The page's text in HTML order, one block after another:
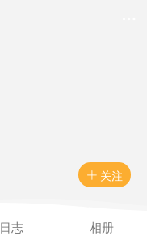
 关注
日志 相册